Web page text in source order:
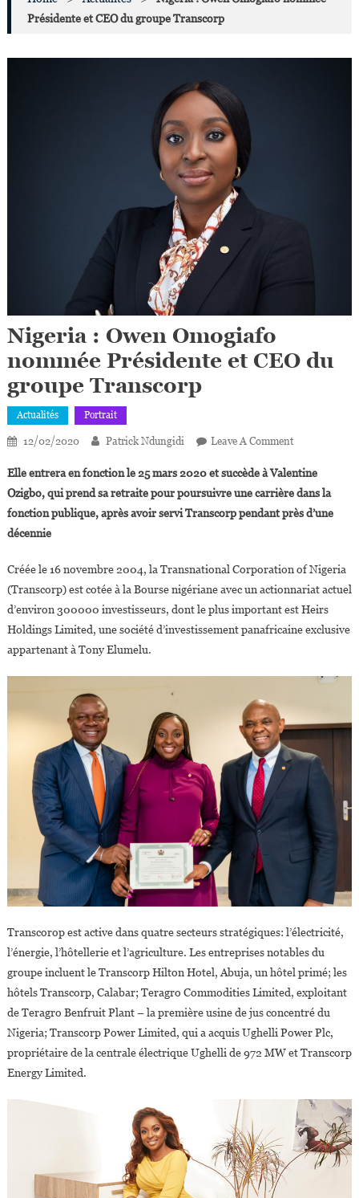
Présidente et CEO du groupe Transcorp
Nigeria : Owen Omogiafo
nommée Présidente et CEO du
groupe Transcorp
Actualités Portrait
12/02/2020 Patrick Ndungidi Leave A CommentOn
Owen
Omogiafo
Nommée
CEO
Du
Groupe
Transcorp
Elle entrera en fonction le 25 mars 2020 et succède à Valentine
Ozigbo, qui prend sa retraite pour poursuivre une carrière dans la
fonction publique, après avoir servi Transcorp pendant près d’une
décennie
Créée le 16 novembre 2004, la Transnational Corporation of Nigeria
(Transcorp) est cotée à la Bourse nigériane avec un actionnariat actuel
d’environ 300000 investisseurs, dont le plus important est Heirs
Holdings Limited, une société d’investissement panafricaine exclusive
appartenant à Tony Elumelu.
Transcorop est active dans quatre secteurs stratégiques: l’électricité,
l’énergie, l’hôtellerie et l’agriculture. Les entreprises notables du
groupe incluent le Transcorp Hilton Hotel, Abuja, un hôtel primé; les
hôtels Transcorp, Calabar; Teragro Commodities Limited, exploitant
de Teragro Benfruit Plant – la première usine de jus concentré du
Nigeria; Transcorp Power Limited, qui a acquis Ughelli Power Plc,
propriétaire de la centrale électrique Ughelli de 972 MW et Transcorp
Energy Limited.